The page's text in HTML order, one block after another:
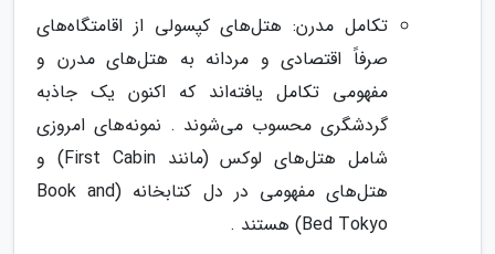
تکامل مدرن: هتل‌های کپسولی از اقامتگاه‌های
صرفاً اقتصادی و مردانه به هتل‌های مدرن و
مفهومی تکامل یافته‌اند که اکنون یک جاذبه
گردشگری محسوب می‌شوند . نمونه‌های امروزی
شامل هتل‌های لوکس (مانند First Cabin) و
هتل‌های مفهومی در دل کتابخانه (Book and
Bed Tokyo) هستند .